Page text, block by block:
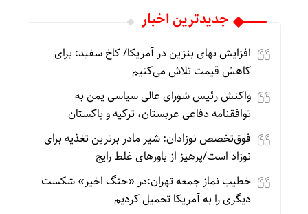
جديدترين اخبار
افزایش بهای بنزین در آمریکا/ کاخ سفید: برای
کاهش قیمت تلاش می‌کنیم
واکنش رئیس شورای عالی سیاسی یمن به
توافقنامه دفاعی عربستان، ترکیه و پاکستان
فوق‌تخصص نوزادان: شیر مادر برترین تغذیه برای
نوزاد است/پرهیز از باورهای غلط رایج
خطیب نماز جمعه تهران:در «جنگ اخیر» شکست
دیگری را به آمریکا تحمیل کردیم